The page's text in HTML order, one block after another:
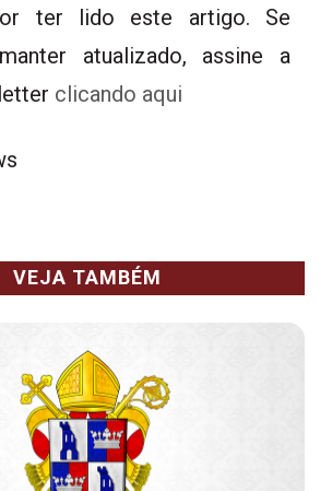
ter lido este artigo. Se
atualizado, assine a
clicando aqui
VEJA TAMBÉM